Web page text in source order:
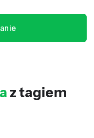
z tagiem